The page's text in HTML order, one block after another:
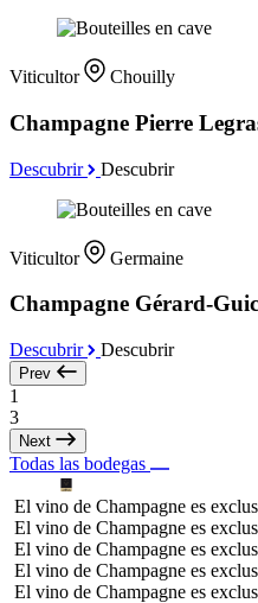
Viticultor Chouilly
Champagne Pierre
Descubrir Descubrir
Viticultor Germaine
Champagne Gérard-
Descubrir Descubrir
Prev
1
3
Next
Todas las bodegas
El vino de Champagne es
El vino de Champagne es
El vino de Champagne es
El vino de Champagne es
El vino de Champagne es